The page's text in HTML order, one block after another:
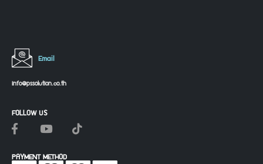
Email
info@pssolution.co.th
FOLLOW US
PAYMENT METHOD